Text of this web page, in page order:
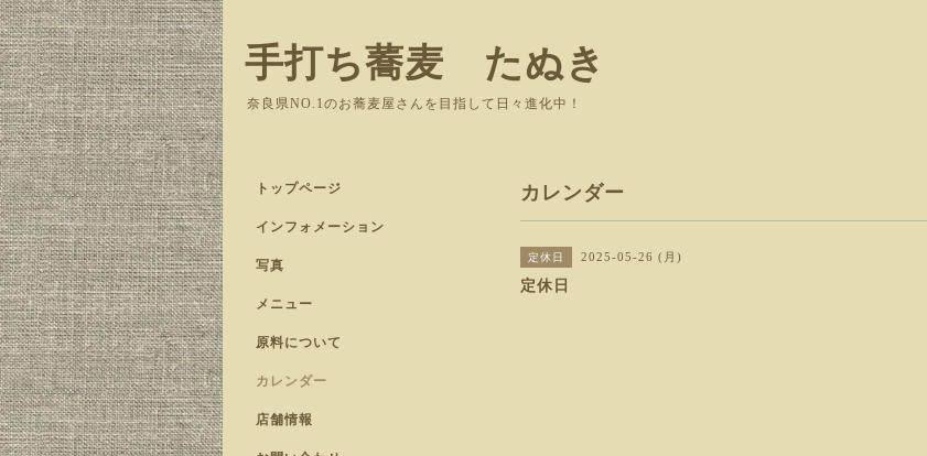
手打ち蕎麦 たぬき
奈良県NO.1のお蕎麦屋さんを目指して日々進化中！
カレンダー
定休日 2025-05-26 (月)
定休日
トップページ
インフォメーション
写真
メニュー
原料について
カレンダー
店舗情報